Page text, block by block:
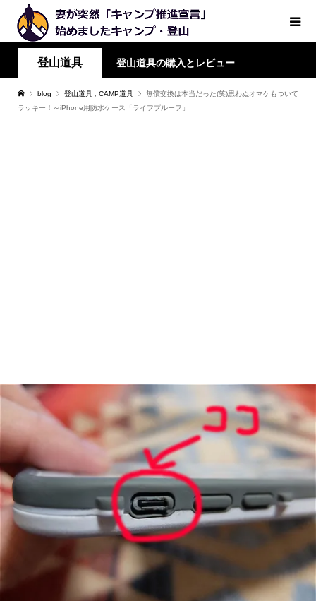
登山道具 登山道具の購入とレビュー
blog 登山道具 CAMP道具
無償交換は本当だった(笑)思わぬオマケもついて
ラッキー！～iPhone用防水ケース「ライフプルーフ」